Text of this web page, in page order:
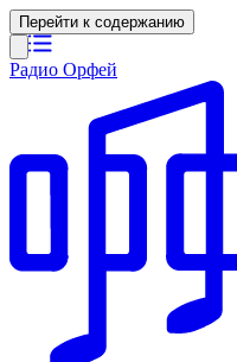
Перейти к содержанию
Радио Орфей